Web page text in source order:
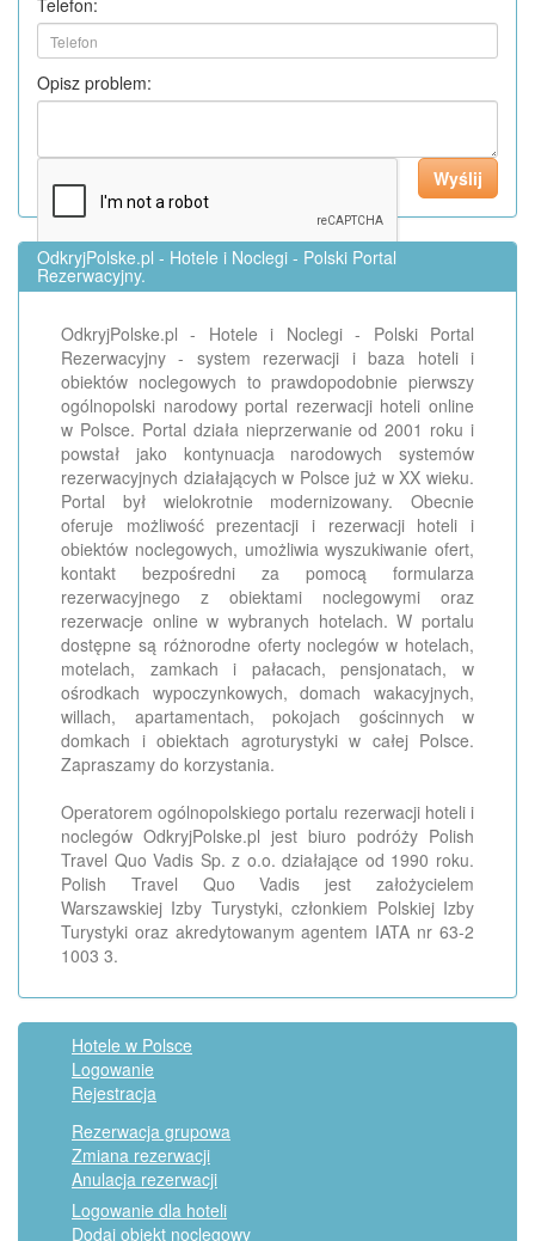
Telefon:
Opisz problem:
OdkryjPolske.pl - Hotele i Noclegi - Polski Portal
Rezerwacyjny.
OdkryjPolske.pl - Hotele i Noclegi - Polski Portal
Rezerwacyjny - system rezerwacji i baza hoteli i
obiektów noclegowych to prawdopodobnie pierwszy
ogólnopolski narodowy portal rezerwacji hoteli online
w Polsce. Portal działa nieprzerwanie od 2001 roku i
powstał jako kontynuacja narodowych systemów
rezerwacyjnych działających w Polsce już w XX wieku.
Portal był wielokrotnie modernizowany. Obecnie
oferuje możliwość prezentacji i rezerwacji hoteli i
obiektów noclegowych, umożliwia wyszukiwanie ofert,
kontakt bezpośredni za pomocą formularza
rezerwacyjnego z obiektami noclegowymi oraz
rezerwacje online w wybranych hotelach. W portalu
dostępne są różnorodne oferty noclegów w hotelach,
motelach, zamkach i pałacach, pensjonatach, w
ośrodkach wypoczynkowych, domach wakacyjnych,
willach, apartamentach, pokojach gościnnych w
domkach i obiektach agroturystyki w całej Polsce.
Zapraszamy do korzystania.
Operatorem ogólnopolskiego portalu rezerwacji hoteli i
noclegów OdkryjPolske.pl jest biuro podróży Polish
Travel Quo Vadis Sp. z o.o. działające od 1990 roku.
Polish Travel Quo Vadis jest założycielem
Warszawskiej Izby Turystyki, członkiem Polskiej Izby
Turystyki oraz akredytowanym agentem IATA nr 63-2
1003 3.
Hotele w Polsce
Logowanie
Rejestracja
Rezerwacja grupowa
Zmiana rezerwacji
Anulacja rezerwacji
Logowanie dla hoteli
Dodaj obiekt noclegowy